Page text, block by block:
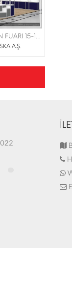
İSKA A.Ş. |BETON FUARI 15-18 MART 2023 İFM
A.Ş.
11.03.2022